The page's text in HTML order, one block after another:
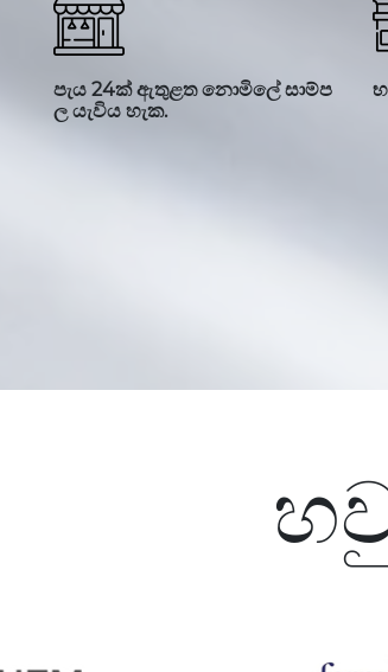
පැය 24ක් ඇතුළත නොමිලේ සාම්ප
ල යැවිය හැක.